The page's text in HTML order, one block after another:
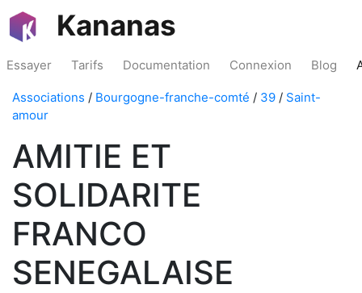
Kananas
Essayer Tarifs Documentation Connexion Blog
Associations / Bourgogne-franche-comté / 39 / Saint-
amour
AMITIE ET
SOLIDARITE
FRANCO
SENEGALAISE